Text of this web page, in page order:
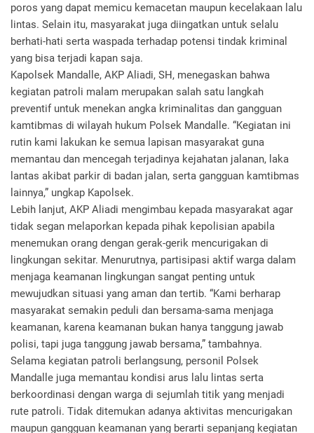
poros yang dapat memicu kemacetan maupun kecelakaan lalu
lintas. Selain itu, masyarakat juga diingatkan untuk selalu
berhati-hati serta waspada terhadap potensi tindak kriminal
yang bisa terjadi kapan saja.
Kapolsek Mandalle, AKP Aliadi, SH, menegaskan bahwa
kegiatan patroli malam merupakan salah satu langkah
preventif untuk menekan angka kriminalitas dan gangguan
kamtibmas di wilayah hukum Polsek Mandalle. “Kegiatan ini
rutin kami lakukan ke semua lapisan masyarakat guna
memantau dan mencegah terjadinya kejahatan jalanan, laka
lantas akibat parkir di badan jalan, serta gangguan kamtibmas
lainnya,” ungkap Kapolsek.
Lebih lanjut, AKP Aliadi mengimbau kepada masyarakat agar
tidak segan melaporkan kepada pihak kepolisian apabila
menemukan orang dengan gerak-gerik mencurigakan di
lingkungan sekitar. Menurutnya, partisipasi aktif warga dalam
menjaga keamanan lingkungan sangat penting untuk
mewujudkan situasi yang aman dan tertib. “Kami berharap
masyarakat semakin peduli dan bersama-sama menjaga
keamanan, karena keamanan bukan hanya tanggung jawab
polisi, tapi juga tanggung jawab bersama,” tambahnya.
Selama kegiatan patroli berlangsung, personil Polsek
Mandalle juga memantau kondisi arus lalu lintas serta
berkoordinasi dengan warga di sejumlah titik yang menjadi
rute patroli. Tidak ditemukan adanya aktivitas mencurigakan
maupun gangguan keamanan yang berarti sepanjang kegiatan